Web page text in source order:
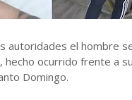
autoridades el hombre
ocurrido frente a
Domingo.